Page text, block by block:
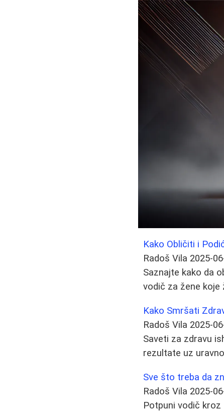
Kako Obličiti i
Radoš Vila 2025-
Saznajte kako da
vodič za žene koje
Kako Smršati
Radoš Vila 2025-
Saveti za zdravu
rezultate uz
Sve što treba da
Radoš Vila 2025-
Potpuni vodič